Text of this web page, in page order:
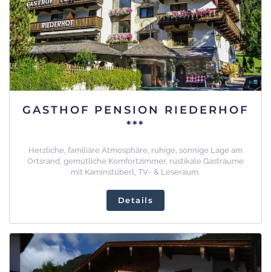
GASTHOF PENSION RIEDERHOF
***
Herzliche, familiäre Atmosphäre, ruhige, sonnige Lage am
Ortsrand, gemütliche Komfortzimmer, rustikale Gasträume
mit Kaminstüberl, TV- & Leseraum.
Details